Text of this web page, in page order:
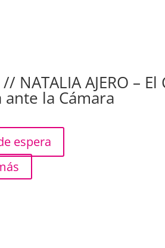
NATALIA AJERO –
ante la Cámara
espera